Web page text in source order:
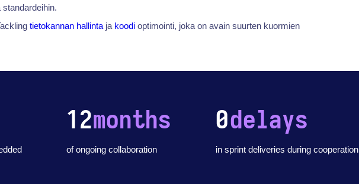
tietokannan hallinta ja koodi optimointi, joka on avain suurten kuormien
12months
of ongoing collaboration
0delays
in sprint deliveries during cooperation